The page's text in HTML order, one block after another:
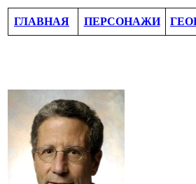
ГЛАВНАЯ ПЕРСОНАЖИ